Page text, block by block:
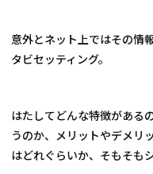
意外とネット上ではその情
タビセッティング。
はたしてどんな特徴がある
うのか、メリットやデメリ
はどれぐらいか、そもそも